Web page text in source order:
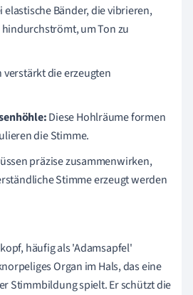
elastische Bänder, die vibrieren,
um Ton zu
verstärkt die erzeugten
Diese Hohlräume formen
die Stimme.
präzise zusammenwirken,
Stimme erzeugt werden
häufig als 'Adamsapfel'
Organ im Hals, das eine
Stimmbildung spielt. Er schützt die